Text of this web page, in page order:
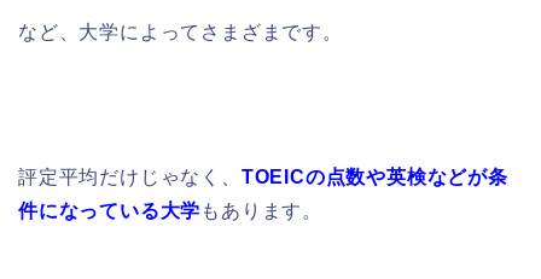
など、大学によってさまざまです。
評定平均だけじゃなく、 TOEICの点数や英検などが条
件になっている大学 もあります。